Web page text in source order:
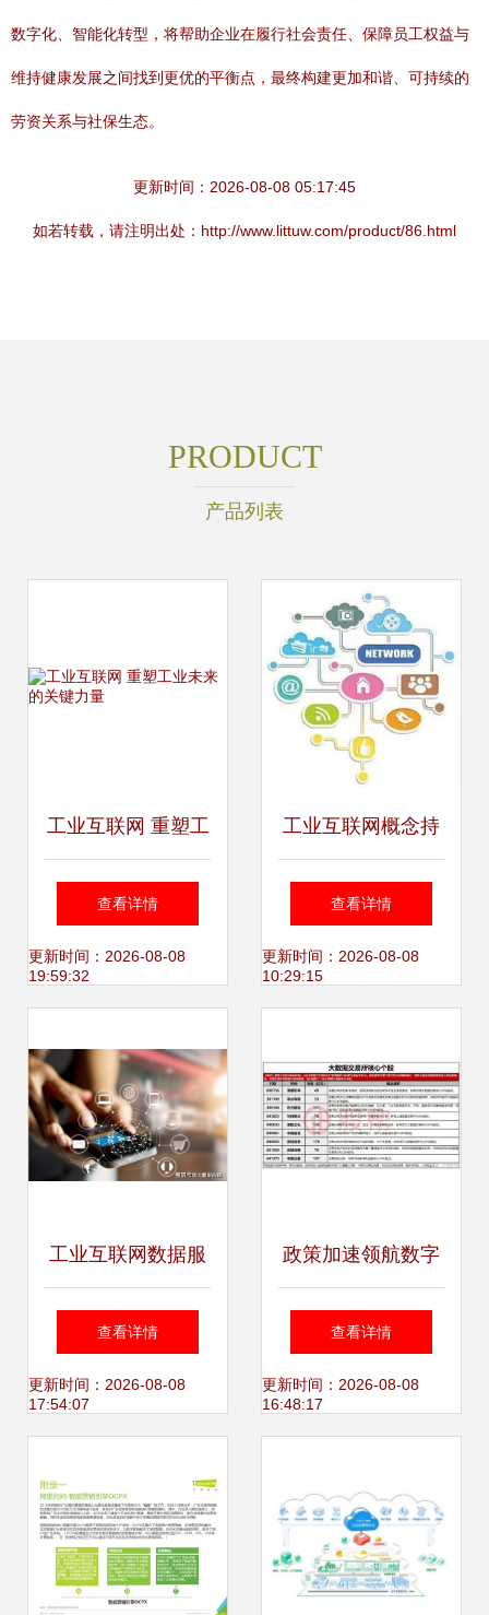
数字化、智能化转型，将帮助企业在履行社会责任、保障员工权益与
维持健康发展之间找到更优的平衡点，最终构建更加和谐、可持续的
劳资关系与社保生态。
更新时间：2026-08-08 05:17:45
如若转载，请注明出处：http://www.littuw.com/product/86.html
PRODUCT
产品列表
工业互联网 重塑工
业未来的关键力量
查看详情
更新时间：2026-08-08
19:59:32
工业互联网概念持
续发力 启明信息、
海得控制双双涨停
查看详情
更新时间：2026-08-08
10:29:15
工业互联网数据服
务视角下亚马逊店
铺关联风险防范策
查看详情
更新时间：2026-08-08
17:54:07
政策加速领航数字
新浪潮 多地数据交
易所落地凸显工业
机遇
查看详情
更新时间：2026-08-08
16:48:17